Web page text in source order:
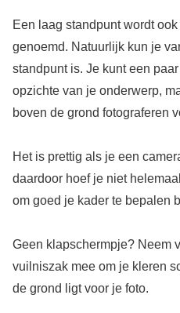
Een laag standpunt wordt
genoemd. Natuurlijk kun je
standpunt is. Je kunt een
opzichte van je onderwerp,
boven de grond fotograferen
Het is prettig als je een
daardoor hoef je niet
om goed je kader te bepalen
Geen klapschermpje? Neem
vuilniszak mee om je kleren
de grond ligt voor je foto.